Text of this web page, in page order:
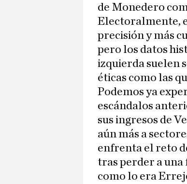
de Monedero
Electoralmente,
precisión y más
pero los datos
izquierda suelen
éticas como las
Podemos ya
escándalos
sus ingresos de
aún más a
enfrenta el reto
tras perder a una
como lo era